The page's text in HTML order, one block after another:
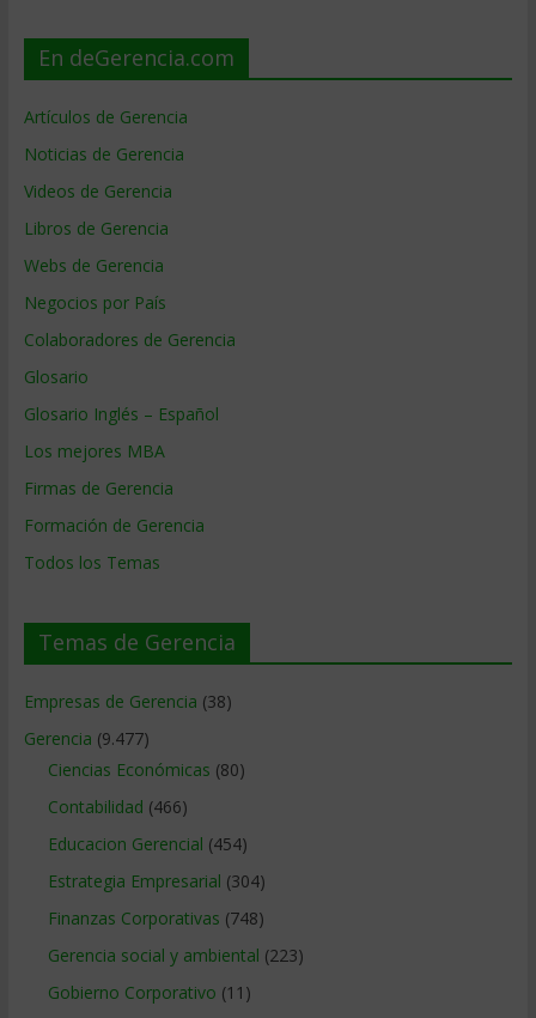
En deGerencia.com
Artículos de Gerencia
Noticias de Gerencia
Videos de Gerencia
Libros de Gerencia
Webs de Gerencia
Negocios por País
Colaboradores de Gerencia
Glosario
Glosario Inglés – Español
Los mejores MBA
Firmas de Gerencia
Formación de Gerencia
Todos los Temas
Temas de Gerencia
Empresas de Gerencia (38)
Gerencia (9.477)
Ciencias Económicas (80)
Contabilidad (466)
Educacion Gerencial (454)
Estrategia Empresarial (304)
Finanzas Corporativas (748)
Gerencia social y ambiental (223)
Gobierno Corporativo (11)